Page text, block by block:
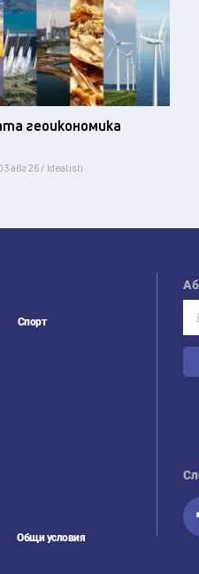
геоикономика
авг 26 / Idealisti
Спорт
Общи условия